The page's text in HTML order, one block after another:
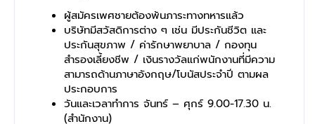
ผู้สมัครเพศชายต้องพ้นภาระทางทหารแล้ว
บริษัทมีสวัสดิการต่าง ๆ เช่น มีประกันชีวิต และ
ประกันสุขภาพ / ค่ารักษาพยาบาล / กองทุน
สำรองเลี้ยงชีพ / เงินรางวัลแก่พนักงานที่มีความ
สามารถด้านภาษาอังกฤษ/โบนัสประจำปี ตามผล
ประกอบการ
วันและเวลาทำการ จันทร์ – ศุกร์ 9.00-17.30 น.
(สำนักงาน)